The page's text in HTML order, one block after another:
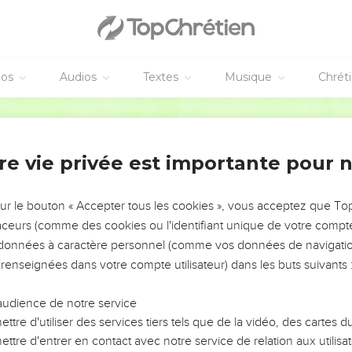
Audios Textes Musique
dire à ce jeune homme : ‘Jérusalem sera une ville ouverte
elle une muraille de feu tout autour, déclare l'Eternel, et je
les exilés
du pays du nord, déclare l'Eternel, car je vous avais dispersés
toi qui habites à Babylone,
le maître de l’univers : Après cela viendra la gloire. Il m'a
car celui qui vous touche touche à la prunelle de son
contre elles, elles seront la proie de ceux qui étaient leurs
et réjouis-toi, fille de Sion ! En effet, je viens habiter au
à l'Eternel, ce jour-là, et deviendront mon
vie privée est importante pour
le bouton « Accepter tous les cookies », vous acceptez que
(comme des cookies ou l'identifiant unique de votre
à caractère personnel (comme vos données de
dans votre compte utilisateur) dans les buts suivants :
de notre service
d'utiliser des services tiers tels que de la vidéo, des cartes
d'entrer en contact avec notre service de relation aux